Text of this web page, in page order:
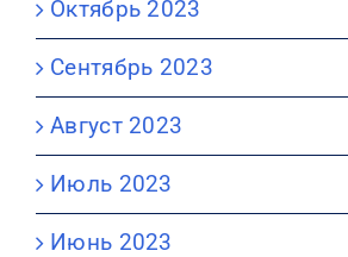
Октябрь 2023
Сентябрь 2023
Август 2023
Июль 2023
Июнь 2023